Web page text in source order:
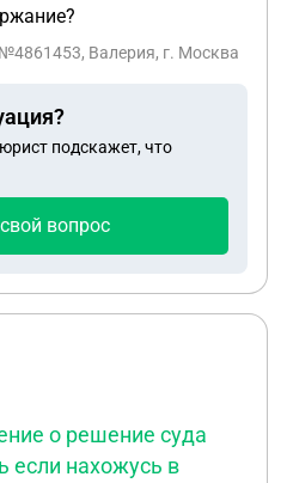
Валерия, г. Москва
подскажет, что
вопрос
о решение суда
если нахожусь в